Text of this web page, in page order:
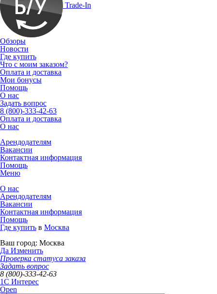
Trade-In
Обзоры
Новости
Где купить
Что с моим заказом?
Оплата и доставка
Мои бонусы
Помощь
О нас
Задать вопрос
8 (800)-333-42-63
Оплата и доставка
О нас
Арендодателям
Вакансии
Контактная информация
Помощь
Меню
О нас
Арендодателям
Вакансии
Контактная информация
Помощь
Где купить в Москва
Ваш город: Москва
Да Изменить
Проверка статуса заказа
Задать вопрос
8 (800)-333-42-63
1C Интерес
Open